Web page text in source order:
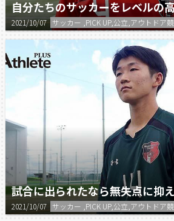
2021/10/07 サッカー ,PICK UP,公立,アウトドア
2021/10/07 サッカー ,PICK UP,公立,アウトドア